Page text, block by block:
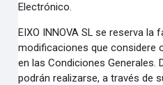
Electrónico.
EIXO INNOVA SL se reserva la
modificaciones que considere
en las Condiciones Generales.
podrán realizarse, a través de